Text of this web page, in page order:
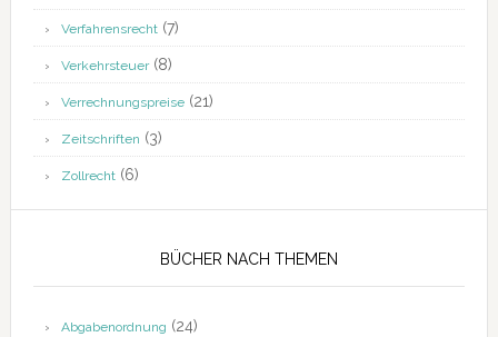
Verfahrensrecht(7)
Verkehrsteuer(8)
Verrechnungspreise(21)
Zeitschriften (3)
Zollrecht(6)
BÜCHER NACH THEMEN
Abgabenordnung (24)